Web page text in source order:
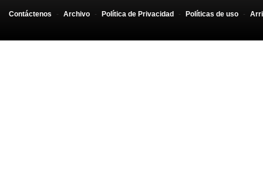
Contáctenos - Archivo - Política de Privacidad - Políticas de uso -